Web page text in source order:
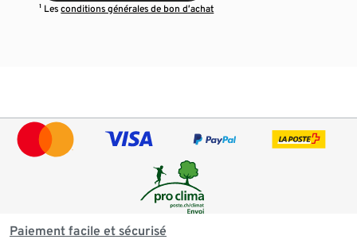
¹ Lesconditions générales de bon d’achat
Paiement facile et sécurisé